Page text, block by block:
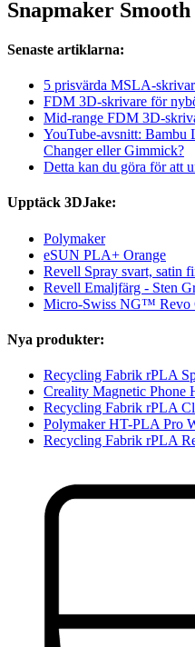
Snapmaker
Senaste artiklarna:
5 prisvärda MSLA-
FDM 3D-skrivare för
Mid-range FDM 3D-
YouTube-avsnitt: Bambu
Changer eller Gimmick?
Detta kan du göra för att
Upptäck 3DJake:
Polymaker
eSUN PLA+ Orange
Revell Spray svart, satin
Revell Emaljfärg - Sten
Micro-Swiss NG™ Revo
Nya produkter:
Recycling Fabrik rPLA
Creality Magnetic Phone
Recycling Fabrik rPLA
Polymaker HT-PLA Pro
Recycling Fabrik rPLA